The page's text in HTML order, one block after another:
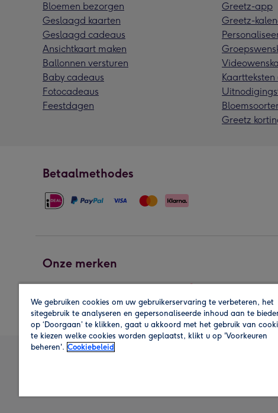
Bloemen bezorgen
Geslaagd kaarten
Geslaagd cadeaus
Ansichtkaart maken
Ballonnen versturen
Baby cadeaus
Fotocadeaus
Feestdagen
Greetz-app
Greetz-
Greetz
Betaalmethodes
Onze merken
We gebruiken cookies om uw gebruikerservaring te verbeteren, het
sitegebruik te analyseren en gepersonaliseerde inhoud aan te
op ‘Doorgaan’ te klikken, gaat u akkoord met het gebruik van
te kiezen welke cookies worden geplaatst, klikt u op 'Voorkeuren
beheren'. Cookiebeleid